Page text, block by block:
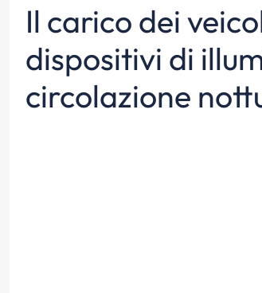
Il carico dei
dispositivi di
circolazione